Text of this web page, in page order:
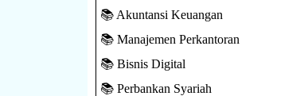
📚 Akuntansi Keuangan
📚 Manajemen Perkantoran
📚 Bisnis Digital
📚 Perbankan Syariah